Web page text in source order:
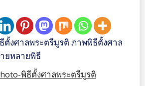
งศาลพระตรีมูรติ ภาพพิธีตั้งศาล
ยหลายพิธี
พิธีตั้งศาลพระตรีมูรติ